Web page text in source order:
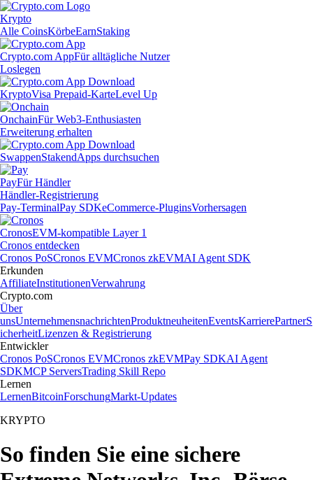
Krypto
Alle CoinsKörbeEarnStaking
Crypto.com AppFür alltägliche Nutzer
Loslegen
KryptoVisa Prepaid-KarteLevel Up
OnchainFür Web3-Enthusiasten
Erweiterung erhalten
SwappenStakendApps durchsuchen
PayFür Händler
Händler-Registrierung
Pay-TerminalPay SDKeCommerce-PluginsVorhersagen
CronosEVM-kompatible Layer 1
Cronos entdecken
Cronos PoSCronos EVMCronos zkEVMAI Agent SDK
Erkunden
AffiliateInstitutionenVerwahrung
Crypto.com
Über
unsUnternehmensnachrichtenProduktneuheitenEventsKarrierePartnerS
icherheitLizenzen & Registrierung
Entwickler
Cronos PoSCronos EVMCronos zkEVMPay SDKAI Agent
SDKMCP ServersTrading Skill Repo
Lernen
LernenBitcoinForschungMarkt-Updates
KRYPTO
So finden Sie eine sichere